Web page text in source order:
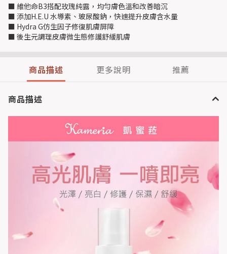
■ 維他命B3搭配玫瑰純露，均勻膚色溫和改善暗沉
■ 添加H.E.U 水導素、玻尿酸鈉，快速提升皮膚含水量
■ Hydra G仿生因子修復肌膚屏障
■ 後生元調理皮膚微生態修護舒緩肌膚
商品描述 更多說明 推薦
商品描述